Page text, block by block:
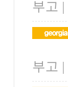
부고 |
부고 |